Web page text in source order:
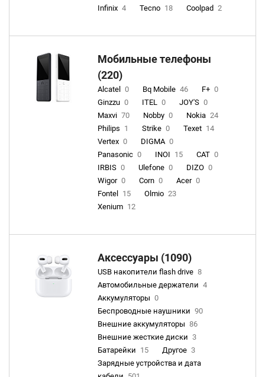
Infinix 4 Tecno 18 Coolpad 2
Мобильные телефоны
(220)
Alcatel 0 Bq Mobile 46 F+ 0
Ginzzu 0 ITEL 0 JOY'S 0
Maxvi 70 Nobby 0 Nokia 24
Philips 1 Strike 0 Texet 14
Vertex 0 DIGMA 0
Panasonic 0 INOI 15 CAT 0
IRBIS 0 Ulefone 0 DIZO 0
Wigor 0 Corn 0 Acer 0
Fontel
15 Olmio 23
Xenium 12
Аксессуары (1090)
USB накопители flash drive 8
Автомобильные держатели 4
Аккумуляторы 0
Беспроводные наушники 90
Внешние аккумуляторы 86
Внешние жесткие диски 3
Батарейки 15 Другое 3
Зарядные устройства и дата